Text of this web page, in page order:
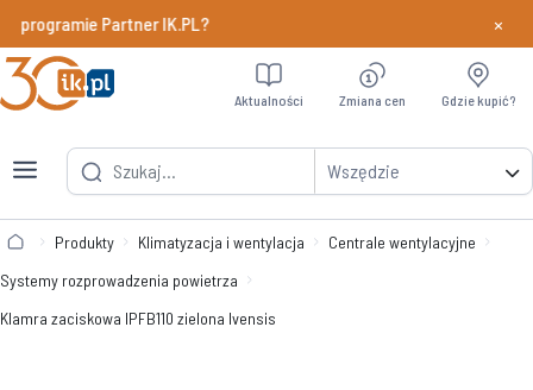
Partner IK.PL? Dowiedz
×
Wszędzie
Aktualności Zmiana cen Gdzie kupić?
Produkty Klimatyzacja i wentylacja
Centrale wentylacyjne
Systemy rozprowadzenia powietrza
Klamra zaciskowa IPFB110 zielona Ivensis